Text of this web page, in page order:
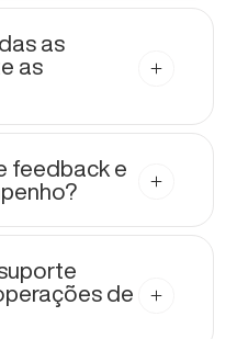
as
as
feedback e
de